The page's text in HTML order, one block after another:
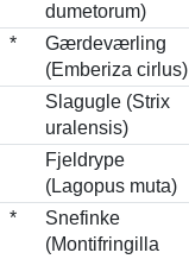
dumetorum)
*
Gærdeværling
(Emberiza cirlus)
Slagugle (Strix
uralensis)
Fjeldrype
(Lagopus muta)
*
Snefinke
(Montifringilla